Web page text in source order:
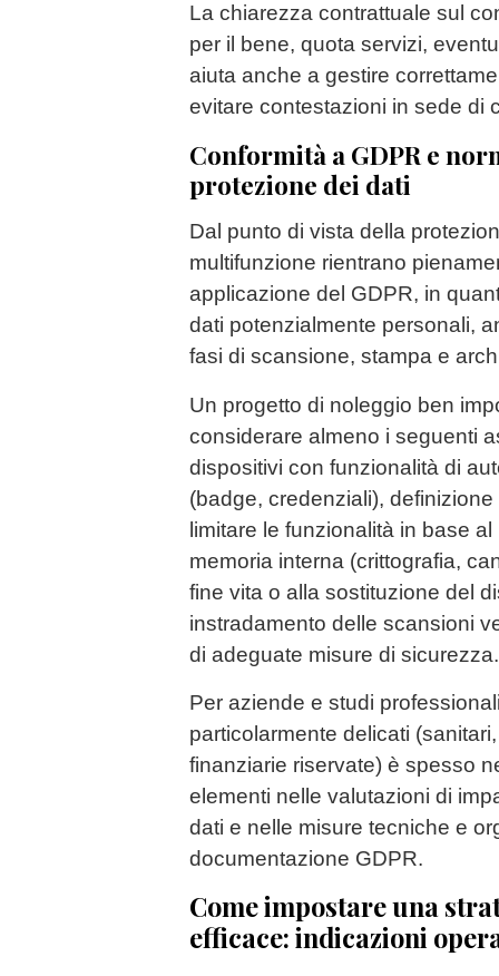
La chiarezza contrattuale sul
per il bene, quota servizi,
aiuta anche a gestire
evitare contestazioni in sede di
Conformità a GDPR e
protezione dei dati
Dal punto di vista della
multifunzione rientrano
applicazione del GDPR, in
dati potenzialmente personali,
fasi di scansione, stampa e
Un progetto di noleggio ben
considerare almeno i seguenti
dispositivi con funzionalità di
(badge, credenziali),
limitare le funzionalità in base
memoria interna (crittografia,
fine vita o alla sostituzione del
instradamento delle scansioni
di adeguate misure di sicurezza.
Per aziende e studi
particolarmente delicati
finanziarie riservate) è spesso
elementi nelle valutazioni di
dati e nelle misure tecniche e
documentazione GDPR.
Come impostare una
efficace: indicazioni